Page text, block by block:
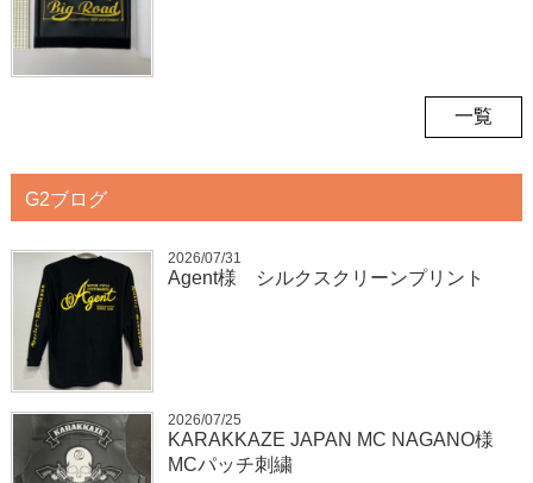
一覧
G2ブログ
2026/07/31
Agent様 シルクスクリーンプリント
2026/07/25
KARAKKAZE JAPAN MC NAGANO様
MCパッチ刺繍